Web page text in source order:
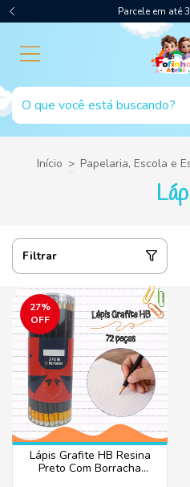
Parcele em até
Início > Papelaria, Escola e
Filtrar
27%
OFF
Lápis Grafite HB Resina
Preto Com Borracha